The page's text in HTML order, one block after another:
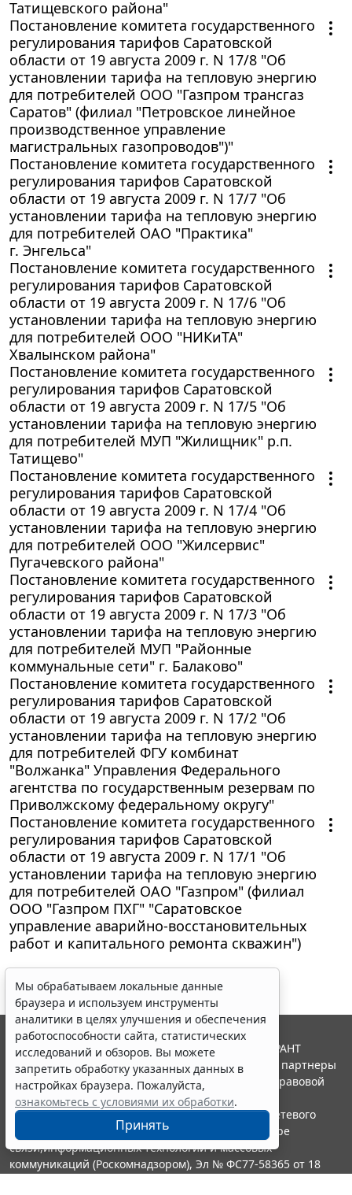
Татищевского района"
Постановление комитета государственного
регулирования тарифов Саратовской
области от 19 августа 2009 г. N 17/8 "Об
установлении тарифа на тепловую энергию
для потребителей ООО "Газпром трансгаз
Саратов" (филиал "Петровское линейное
производственное управление
магистральных газопроводов")"
Постановление комитета государственного
регулирования тарифов Саратовской
области от 19 августа 2009 г. N 17/7 "Об
установлении тарифа на тепловую энергию
для потребителей ОАО "Практика"
г. Энгельса"
Постановление комитета государственного
регулирования тарифов Саратовской
области от 19 августа 2009 г. N 17/6 "Об
установлении тарифа на тепловую энергию
для потребителей ООО "НИКиТА"
Хвалынском района"
Постановление комитета государственного
регулирования тарифов Саратовской
области от 19 августа 2009 г. N 17/5 "Об
установлении тарифа на тепловую энергию
для потребителей МУП "Жилищник" р.п.
Татищево"
Постановление комитета государственного
регулирования тарифов Саратовской
области от 19 августа 2009 г. N 17/4 "Об
установлении тарифа на тепловую энергию
для потребителей ООО "Жилсервис"
Пугачевского района"
Постановление комитета государственного
регулирования тарифов Саратовской
области от 19 августа 2009 г. N 17/3 "Об
установлении тарифа на тепловую энергию
для потребителей МУП "Районные
коммунальные сети" г. Балаково"
Постановление комитета государственного
регулирования тарифов Саратовской
области от 19 августа 2009 г. N 17/2 "Об
установлении тарифа на тепловую энергию
для потребителей ФГУ комбинат
"Волжанка" Управления Федерального
агентства по государственным резервам по
Приволжскому федеральному округу"
Постановление комитета государственного
регулирования тарифов Саратовской
области от 19 августа 2009 г. N 17/1 "Об
установлении тарифа на тепловую энергию
для потребителей ОАО "Газпром" (филиал
ООО "Газпром ПХГ" "Саратовское
управление аварийно-восстановительных
работ и капитального ремонта скважин")
Мы обрабатываем локальные данные
браузера и используем инструменты
аналитики в целях улучшения и обеспечения
работоспособности сайта, статистических
исследований и обзоров. Вы можете
запретить обработку указанных данных в
настройках браузера. Пожалуйста,
ознакомьтесь с условиями их обработки.
Принять
© ООО "НПП "ГАРАНТ-СЕРВИС", 2026. Система ГАРАНТ
выпускается с 1990 года. Компания "Гарант" и ее партнеры
являются участниками Российской ассоциации правовой
информации ГАРАНТ.
Портал ГАРАНТ.РУ зарегистрирован в качестве сетевого
издания Федеральной службой по надзору в сфере
связи,информационных технологий и массовых
коммуникаций (Роскомнадзором), Эл № ФС77-58365 от 18